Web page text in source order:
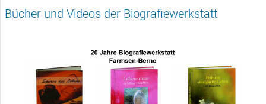
Bücher und Videos der Biografiewerkstatt